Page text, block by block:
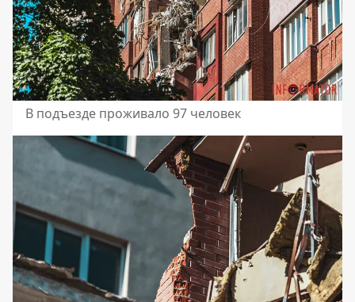
В подъезде проживало 97 человек